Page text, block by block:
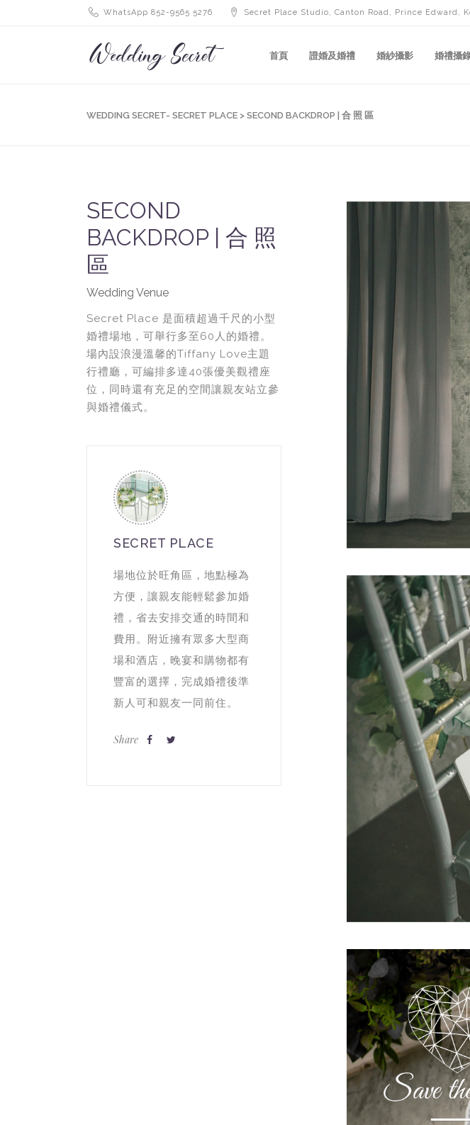
WhatsApp 852-9565 5276 Secret Place Studio, Canton Road, Prince Edward,
首頁 證婚及婚禮 婚紗攝影 婚禮攝
WEDDING SECRET- SECRET PLACE > SECOND BACKDROP | 合 照 區
SECOND
BACKDROP | 合 照
區
Wedding Venue
Secret Place 是面積超過千尺的小型
婚禮場地，可舉行多至60人的婚禮。
場內設浪漫溫馨的Tiffany Love主題
行禮廳，可編排多達40張優美觀禮座
位，同時還有充足的空間讓親友站立參
與婚禮儀式。
SECRET PLACE
場地位於旺角區，地點極為
方便，讓親友能輕鬆參加婚
禮，省去安排交通的時間和
費用。附近擁有眾多大型商
場和酒店，晚宴和購物都有
豐富的選擇，完成婚禮後準
新人可和親友一同前住。
Share